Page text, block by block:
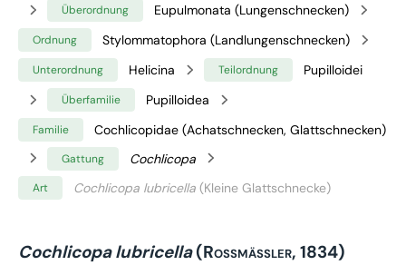
Überordnung Eupulmonata (Lungenschnecken)
Ordnung Stylommatophora (Landlungenschnecken)
Unterordnung Helicina Teilordnung Pupilloidei
Überfamilie Pupilloidea
Familie Cochlicopidae (Achatschnecken, Glattschnecken)
Gattung Cochlicopa
Art Cochlicopa lubricella (Kleine Glattschnecke)
Cochlicopa lubricella(Rossmässler, 1834)